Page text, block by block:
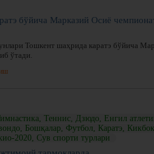
бўйича Марказий Осиё
Тошкент шаҳрида каратэ бўйича
ўтади.
Теннис, Дзюдо, Енгил
Бошқалар, Футбол, Каратэ,
2020, Сув спорти турлари